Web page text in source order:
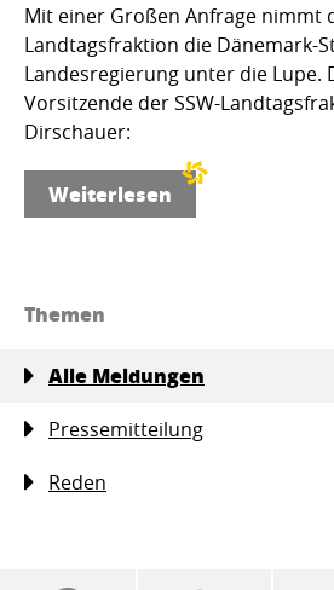
Mit einer Großen Anfrage nimmt
Landtagsfraktion die Dänemark-
Landesregierung unter die Lupe.
Vorsitzende der SSW-
Dirschauer:
Weiterlesen
Themen
Alle Meldungen
Pressemitteilung
Reden